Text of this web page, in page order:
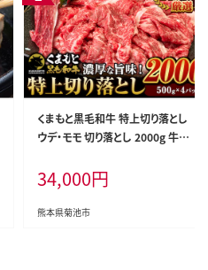
くまもと黒毛和牛 特上切り落とし
ウデ・モモ 切り落とし 2000g 牛肉
日祝除く)》冷凍庫 個別 取分け 小
分け 個包装 モモ スライス 肉 お肉
しゃぶしゃぶ すき焼き A5 A4---300
34,000円
熊本県菊池市